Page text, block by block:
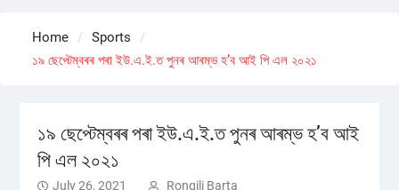
Home
Sports
১৯ ছেপ্টেম্বৰৰ পৰা ইউ.এ.ই.ত পুনৰ আৰম্ভ হ’ব আই পি এল ২০২১
১৯ ছেপ্টেম্বৰৰ পৰা ইউ.এ.ই.ত পুনৰ আৰম্ভ হ’ব আই
পি এল ২০২১
July 26, 2021 Rongili Barta